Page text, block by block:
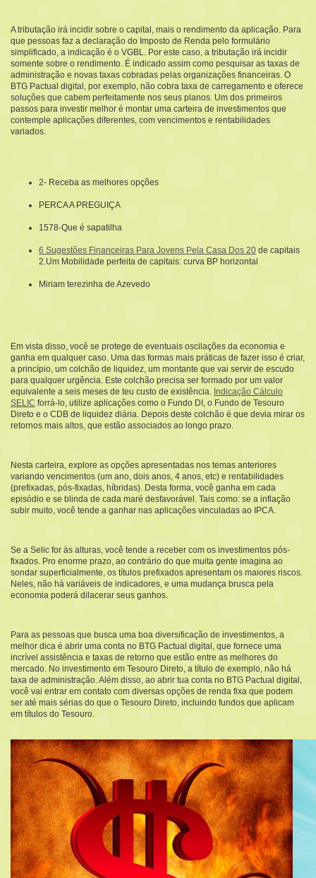
A tributação irá incidir sobre o capital, mais o rendimento da aplicação. Para
que pessoas faz a declaração do Imposto de Renda pelo formulário
simplificado, a indicação é o VGBL. Por este caso, a tributação irá incidir
somente sobre o rendimento. É indicado assim como pesquisar as taxas de
administração e novas taxas cobradas pelas organizações financeiras. O
BTG Pactual digital, por exemplo, não cobra taxa de carregamento e oferece
soluções que cabem perfeitamente nos seus planos. Um dos primeiros
passos para investir melhor é montar uma carteira de investimentos que
contemple aplicações diferentes, com vencimentos e rentabilidades
variados.
2- Receba as melhores opções
PERCA A PREGUIÇA
1578-Que é sapatilha
6 Sugestões Financeiras Para Jovens Pela Casa Dos 20 de capitais
2.Um Mobilidade perfeita de capitais: curva BP horizontal
Miriam terezinha de Azevedo
Em vista disso, você se protege de eventuais oscilações da economia e
ganha em qualquer caso. Uma das formas mais práticas de fazer isso é criar,
a princípio, um colchão de liquidez, um montante que vai servir de escudo
para qualquer urgência. Este colchão precisa ser formado por um valor
equivalente a seis meses de teu custo de existência. Indicação Cálculo
SELIC forrá-lo, utilize aplicações como o Fundo DI, o Fundo de Tesouro
Direto e o CDB de liquidez diária. Depois deste colchão é que devia mirar os
retornos mais altos, que estão associados ao longo prazo.
Nesta carteira, explore as opções apresentadas nos temas anteriores
variando vencimentos (um ano, dois anos, 4 anos, etc) e rentabilidades
(prefixadas, pós-fixadas, híbridas). Desta forma, você ganha em cada
episódio e se blinda de cada maré desfavorável. Tais como: se a inflação
subir muito, você tende a ganhar nas aplicações vinculadas ao IPCA.
Se a Selic for às alturas, você tende a receber com os investimentos pós-
fixados. Pro enorme prazo, ao contrário do que muita gente imagina ao
sondar superficialmente, os títulos prefixados apresentam os maiores riscos.
Neles, não há variáveis de indicadores, e uma mudança brusca pela
economia poderá dilacerar seus ganhos.
Para as pessoas que busca uma boa diversificação de investimentos, a
melhor dica é abrir uma conta no BTG Pactual digital, que fornece uma
incrível assistência e taxas de retorno que estão entre as melhores do
mercado. No investimento em Tesouro Direto, a título de exemplo, não há
taxa de administração. Além disso, ao abrir tua conta no BTG Pactual digital,
você vai entrar em contato com diversas opções de renda fixa que podem
ser até mais sérias do que o Tesouro Direto, incluindo fundos que aplicam
em títulos do Tesouro.